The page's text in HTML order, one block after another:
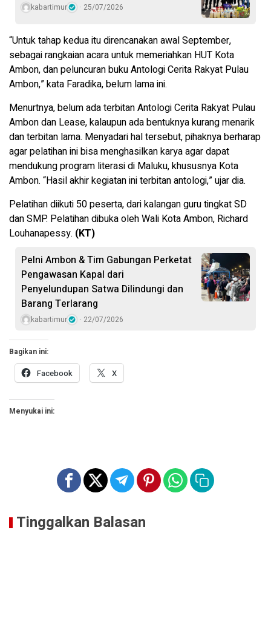
kabartimur 25/07/2026
“Untuk tahap kedua itu direncanakan awal September,
sebagai rangkaian acara untuk memeriahkan HUT Kota
Ambon, dan peluncuran buku Antologi Cerita Rakyat Pulau
Ambon,” kata Faradika, belum lama ini.
Menurtnya, belum ada terbitan Antologi Cerita Rakyat Pulau
Ambon dan Lease, kalaupun ada bentuknya kurang menarik
dan terbitan lama. Menyadari hal tersebut, pihaknya berharap
agar pelatihan ini bisa menghasilkan karya agar dapat
mendukung program literasi di Maluku, khususnya Kota
Ambon. “Hasil akhir kegiatan ini terbitan antologi,” ujar dia.
Pelatihan diikuti 50 peserta, dari kalangan guru tingkat SD
dan SMP. Pelatihan dibuka oleh Wali Kota Ambon, Richard
Louhanapessy. (KT)
Pelni Ambon & Tim Gabungan Perketat
Pengawasan Kapal dari
Penyelundupan Satwa Dilindungi dan
Barang Terlarang
kabartimur 22/07/2026
Bagikan ini:
Facebook X
Menyukai ini:
Tinggalkan Balasan